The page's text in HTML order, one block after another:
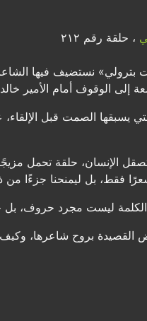
، حلقة رقم ٢١٢
نستضيف فيها
إلى الوقوف أمام
يسبقها الصمت قبل
الإنسان، حلقة تحمل
فقط، بل ليمنحنا جزءًا من
ليست مجرد حروف، بل
القصيدة بروح شاعرها،